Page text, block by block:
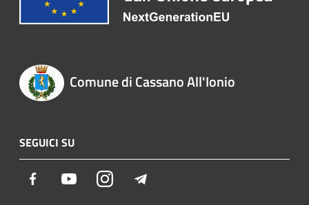
Comune di Cassano All'Ionio
SEGUICI SU
Facebook YoutubeInstagram